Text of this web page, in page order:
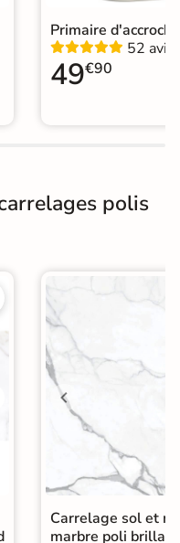
moderne
|
Primaire
52 avis
49€90
polis
Carrelage sol et
marbre poli